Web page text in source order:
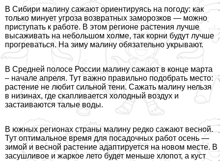
В Сибири малину сажают ориентируясь на погоду: как
только минует угроза возвратных заморозков — можно
приступать к работе. В этом регионе растения лучше
высаживать на небольшом холме, так корни будут лучше
прогреваться. На зиму малину обязательно укрывают.
В Средней полосе России малину сажают в конце марта
– начале апреля. Тут важно правильно подобрать место:
растение не любит сильной тени. Сажать малину нельзя
в низинах, где скапливается холодный воздух и
застаиваются талые воды.
В южных регионах страны малину редко сажают весной.
Тут оптимальное время для посадочных работ осень —
зимой и весной растение адаптируется на новом месте. В
засушливое и жаркое лето будет меньше хлопот, а куст